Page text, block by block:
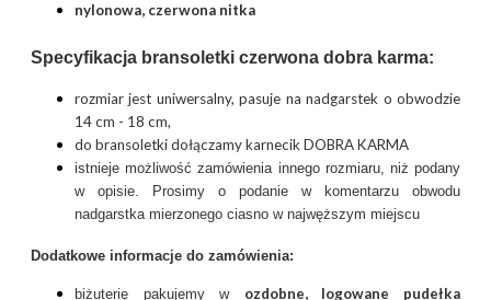
nylonowa, czerwona nitka
Specyfikacja bransoletki czerwona dobra karma:
rozmiar jest uniwersalny, pasuje na nadgarstek o obwodzie
14 cm - 18 cm,
do bransoletki dołączamy karnecik DOBRA KARMA
istnieje możliwość zamówienia innego rozmiaru, niż podany
w opisie. Prosimy o podanie w komentarzu obwodu
nadgarstka mierzonego ciasno w najwęższym miejscu
Dodatkowe informacje do zamówienia:
biżuterię pakujemy w ozdobne, logowane pudełka